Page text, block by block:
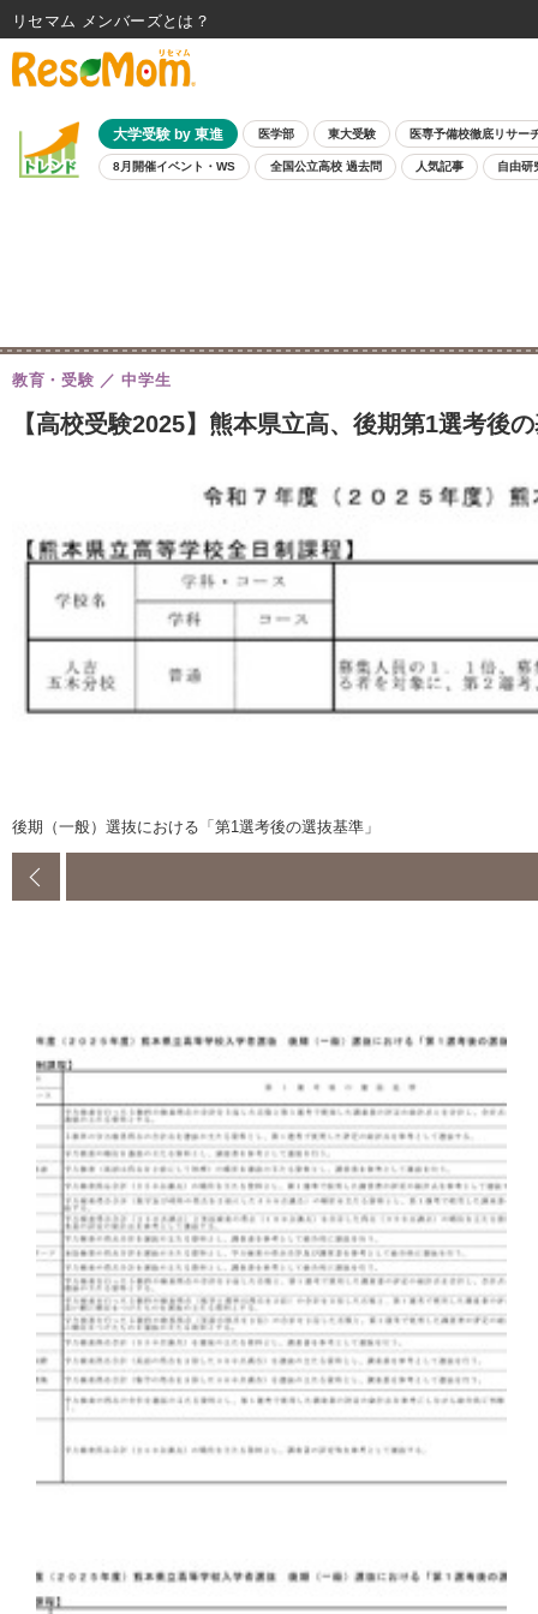
大学受験 by 東進 医学部 東大受験 医専予備校徹底リサー
8月開催イベント・WS 全国公立高校 過去問 人気記事 自由研
【高校受験2025】熊本県立高、後期第1選考後
教育・受験 中学生
後期（一般）選抜における「第1選考後の選抜基準」
リセマム メンバーズ